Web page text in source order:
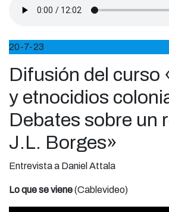
20-7-23
Difusión del curso
y etnocidios
Debates sobre un
J.L. Borges»
Entrevista a Daniel Attala
Lo que se viene(Cablevideo)